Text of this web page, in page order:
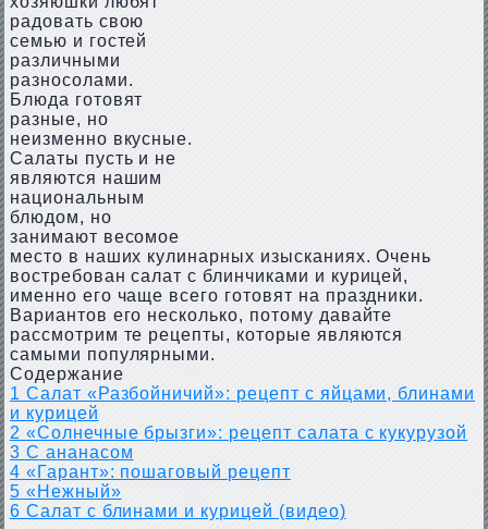
радовать свою
семью и гостей
различными
разносолами.
Блюда готовят
разные, но
неизменно вкусные.
Салаты пусть и не
являются нашим
национальным
блюдом, но
занимают весомое
место в наших кулинарных изысканиях. Очень
востребован салат с блинчиками и курицей,
именно его чаще всего готовят на праздники.
Вариантов его несколько, потому давайте
рассмотрим те рецепты, которые являются
самыми популярными.
Содержание
1 Салат «Разбойничий»: рецепт с яйцами, блинами
и курицей
2 «Солнечные брызги»: рецепт салата с кукурузой
3 С ананасом
4 «Гарант»: пошаговый рецепт
5 «Нежный»
6 Салат с блинами и курицей (видео)